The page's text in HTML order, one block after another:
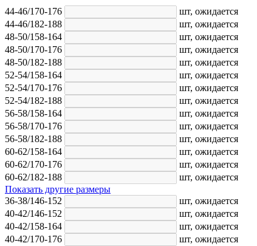
44-46/170-176 шт, ожидается
44-46/182-188
шт, ожидается
48-50/158-164
шт, ожидается
48-50/170-176
шт, ожидается
48-50/182-188
шт, ожидается
52-54/158-164
шт, ожидается
52-54/170-176
шт, ожидается
52-54/182-188
шт, ожидается
56-58/158-164
шт, ожидается
56-58/170-176
шт, ожидается
56-58/182-188
шт, ожидается
60-62/158-164
шт, ожидается
60-62/170-176
шт, ожидается
60-62/182-188
шт, ожидается
Показать другие размеры
36-38/146-152
шт, ожидается
40-42/146-152
шт, ожидается
40-42/158-164
шт, ожидается
40-42/170-176
шт, ожидается